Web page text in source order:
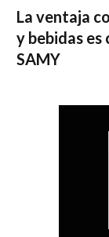
La ventaja
y bebidas
SAMY